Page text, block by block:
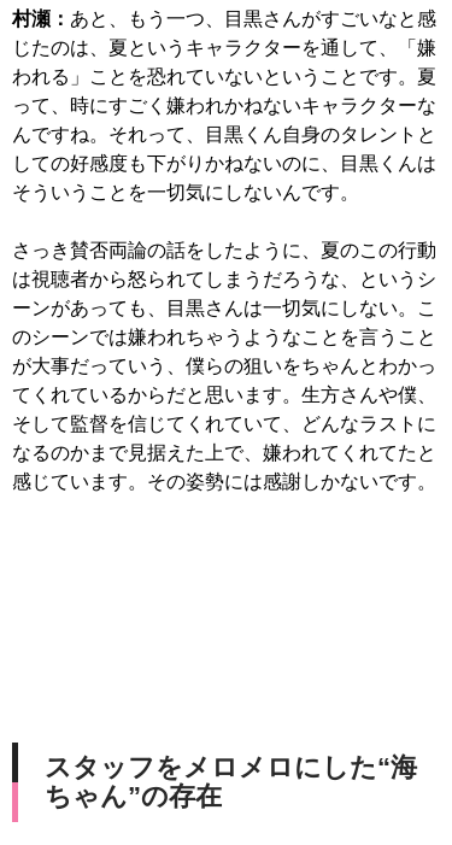
村瀬： あと、もう一つ、目黒さんがすごいなと感
じたのは、夏というキャラクターを通して、「嫌
われる」ことを恐れていないということです。夏
って、時にすごく嫌われかねないキャラクターな
んですね。それって、目黒くん自身のタレントと
しての好感度も下がりかねないのに、目黒くんは
そういうことを一切気にしないんです。
さっき賛否両論の話をしたように、夏のこの行動
は視聴者から怒られてしまうだろうな、というシ
ーンがあっても、目黒さんは一切気にしない。こ
のシーンでは嫌われちゃうようなことを言うこと
が大事だっていう、僕らの狙いをちゃんとわかっ
てくれているからだと思います。生方さんや僕、
そして監督を信じてくれていて、どんなラストに
なるのかまで見据えた上で、嫌われてくれてたと
感じています。その姿勢には感謝しかないです。
スタッフをメロメロにした“海
ちゃん”の存在